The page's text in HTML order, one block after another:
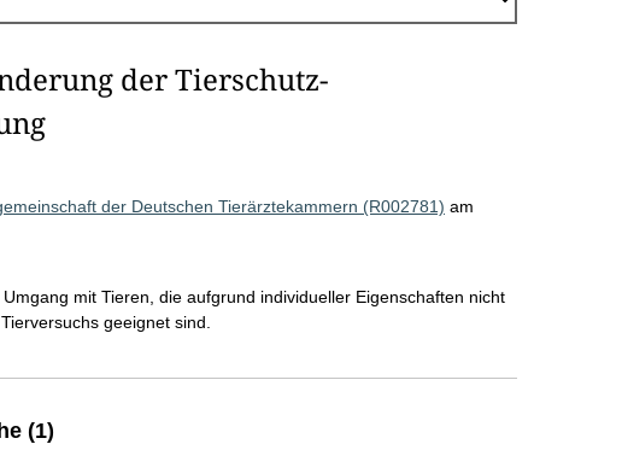
der Tierschutz-
der Deutschen Tierärztekammern (R002781) am
mit Tieren, die aufgrund individueller Eigenschaften nicht
geeignet sind.
(1)